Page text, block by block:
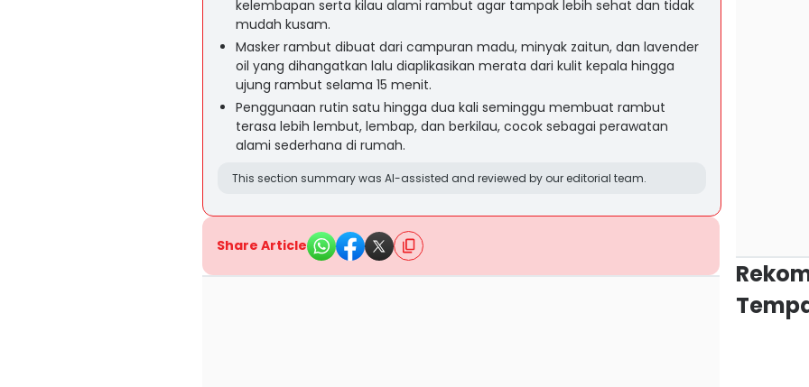
kelembapan serta kilau alami rambut agar tampak lebih sehat dan tidak
mudah kusam.
Masker rambut dibuat dari campuran madu, minyak zaitun, dan lavender
oil yang dihangatkan lalu diaplikasikan merata dari kulit kepala hingga
ujung rambut selama 15 menit.
Penggunaan rutin satu hingga dua kali seminggu membuat rambut
terasa lebih lembut, lembap, dan berkilau, cocok sebagai perawatan
alami sederhana di rumah.
This section summary was AI-assisted and reviewed by our editorial team.
Share Article